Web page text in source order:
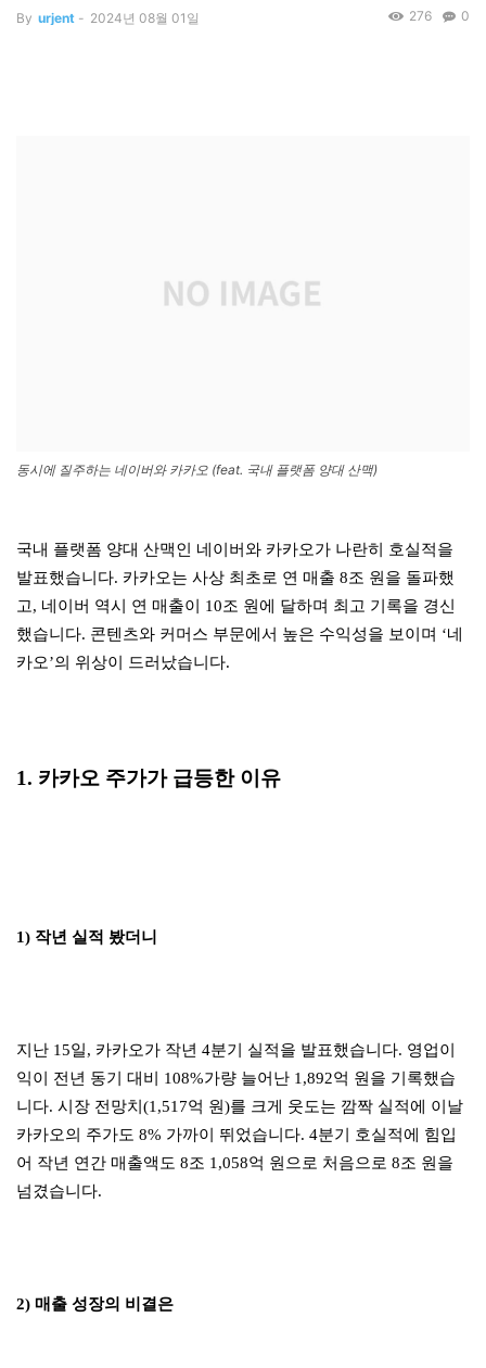
By urjent - 2024년 08월 01일 0
276
동시에 질주하는 네이버와 카카오 (feat. 국내 플랫폼 양대 산맥)
국내 플랫폼 양대 산맥인 네이버와 카카오가 나란히 호실적을
발표했습니다. 카카오는 사상 최초로 연 매출 8조 원을 돌파했
고, 네이버 역시 연 매출이 10조 원에 달하며 최고 기록을 경신
했습니다. 콘텐츠와 커머스 부문에서 높은 수익성을 보이며 ‘네
카오’의 위상이 드러났습니다.
1. 카카오 주가가 급등한 이유
1) 작년 실적 봤더니
지난 15일, 카카오가 작년 4분기 실적을 발표했습니다. 영업이
익이 전년 동기 대비 108%가량 늘어난 1,892억 원을 기록했습
니다. 시장 전망치(1,517억 원)를 크게 웃도는 깜짝 실적에 이날
카카오의 주가도 8% 가까이 뛰었습니다. 4분기 호실적에 힘입
어 작년 연간 매출액도 8조 1,058억 원으로 처음으로 8조 원을
넘겼습니다.
2) 매출 성장의 비결은